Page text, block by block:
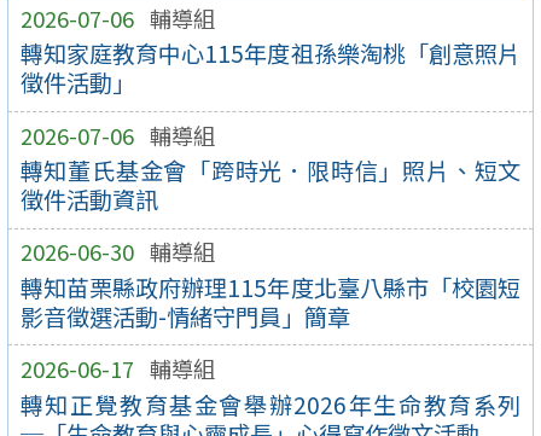
2026-07-06 輔導組
轉知家庭教育中心115年度祖孫樂淘桃「創意照片
徵件活動」
2026-07-06 輔導組
轉知董氏基金會「跨時光．限時信」照片、短文
徵件活動資訊
2026-06-30 輔導組
轉知苗栗縣政府辦理115年度北臺八縣市「校園短
影音徵選活動-情緒守門員」簡章
2026-06-17 輔導組
轉知正覺教育基金會舉辦2026年生命教育系列